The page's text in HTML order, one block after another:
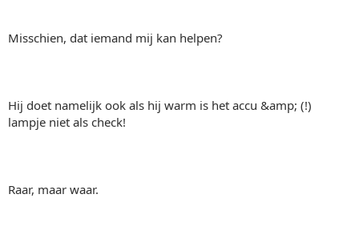
Misschien, dat iemand mij kan helpen?
Hij doet namelijk ook als hij warm is het accu &amp; (!)
lampje niet als check!
Raar, maar waar.